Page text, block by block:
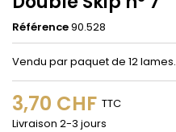
Référence90.528
Vendu par paquet de 12 lames.
3,70 CHF TTC
Livraison 2-3 jours